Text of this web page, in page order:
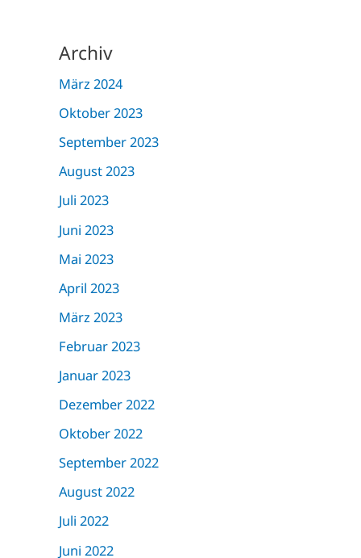
Archiv
März 2024
Oktober 2023
September 2023
August 2023
Juli 2023
Juni 2023
Mai 2023
April 2023
März 2023
Februar 2023
Januar 2023
Dezember 2022
Oktober 2022
September 2022
August 2022
Juli 2022
Juni 2022